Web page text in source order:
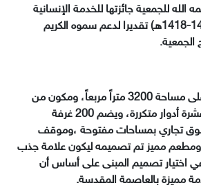
للجمعية جائزتها للخدمة الإنسانية
في دورتها الثالثة ( 1415-1418هـ) تقديرا لدعم سموه الكريم
عبارة عن برج فندقي على مساحة 3200 متراً مربعاً، ومكون من
دور أرضي وميزانين وعشرة أدوار متكررة، ويضم 200 غرفة
تجاري بمساحات مفتوحة ،وموقف
ومطعم مميز تم تصميمه ليكون علامة جذب
اختيار تصميم المبنى على أساس أن
مميزة بالعاصمة المقدسة.